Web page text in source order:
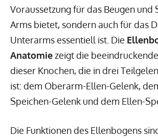
Voraussetzung für das Beugen und
Arms bietet, sondern auch für das
Unterarms essentiell ist. Die
Anatomiezeigt die
dieser Knochen, die in drei
ist: dem Oberarm-Ellen-Gelenk,
Speichen-Gelenk und dem Ellen-
Die Funktionen des Ellenbogens